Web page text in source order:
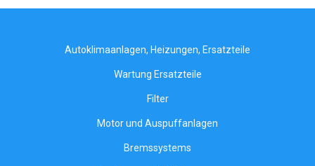
Autoklimaanlagen, Heizungen, Ersatzteile
Wartung Ersatzteile
Filter
Motor und Auspuffanlagen
Bremssystems